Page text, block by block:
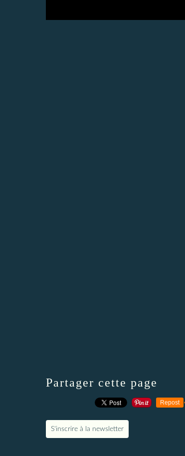
Partager cette page
Repost
S'inscrire à la newsletter